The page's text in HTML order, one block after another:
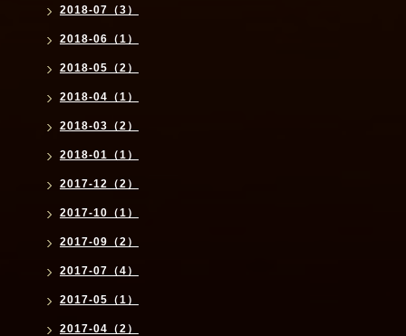
2018-07（3）
2018-06（1）
2018-05（2）
2018-04（1）
2018-03（2）
2018-01（1）
2017-12（2）
2017-10（1）
2017-09（2）
2017-07（4）
2017-05（1）
2017-04（2）